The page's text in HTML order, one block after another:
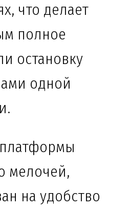
что делает
полное
остановку
одной
мелочей,
на удобство